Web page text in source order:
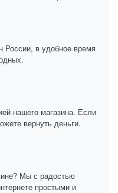
России, в удобное время
нашего магазина. Если
вернуть деньги.
Мы с радостью
простыми и